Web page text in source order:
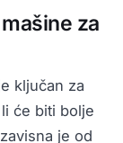
za
ključan za
će biti bolje
je od